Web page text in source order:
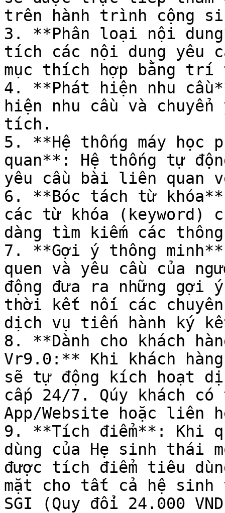
trên hành trình cộng
3. **Phân loại nội
tích các nội dung yêu
mục thích hợp bằng trí
4. **Phát hiện nhu
hiện nhu cầu và chuyển
tích.
5. **Hệ thống máy học
quan**: Hệ thống tự
yêu cầu bài liên quan
6. **Bóc tách từ
các từ khóa (keyword)
dàng tìm kiếm các
7. **Gợi ý thông
quen và yêu cầu của
động đưa ra những gợi
thời kết nối các
dịch vụ tiến hành ký
8. **Dành cho khách
Vr9.0:** Khi khách
sẽ tự động kích hoạt
cấp 24/7. Qúy khách
App/Website hoặc liên
9. **Tích điểm**: Khi
dùng của Hẹ sinh thái
được tích điểm tiêu
mặt cho tất cả hệ
SGI (Quy đổi 24.000